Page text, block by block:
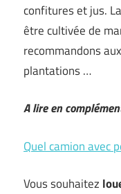
confitures et jus.
être cultivée de
recommandons
plantations …
A lire en
Quel camion avec
Vous souhaitez